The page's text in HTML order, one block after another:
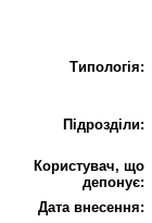
Типологія:
Підрозділи:
Користувач, що
депонує:
Дата внесення: